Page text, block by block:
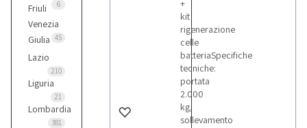
6
Friuli
Venezia
Giulia 45
Lazio
210
Liguria
21
Lombardia
381
+
kit
rigenerazione
celle
batteriaSpecifiche
tecniche:
portata
2.000
kg,
sollevamento